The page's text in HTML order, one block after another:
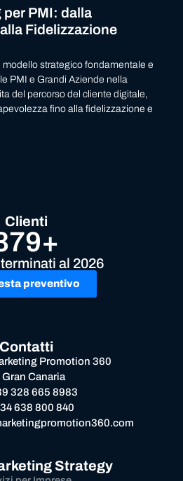
PMI: dalla
Fidelizzazione
modello strategico fondamentale e
PMI e Grandi Aziende nella
del percorso del cliente digitale,
fino alla fidelizzazione e
Clienti
al 2026
preventivo
Contatti
Promotion 360
Gran Canaria
328 665 8983
638 800 840
Strategy